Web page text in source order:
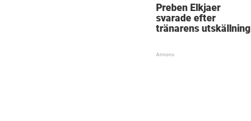
Preben Elkjaer
svarade efter
tränarens utskällning